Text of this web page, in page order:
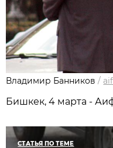
Владимир Банников /
Бишкек, 4 марта -
СТАТЬЯ ПО ТЕМЕ